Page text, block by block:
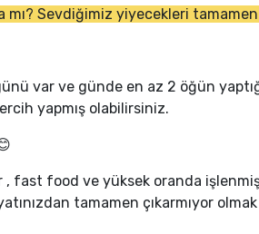
Sevdiğimiz yiyecekleri tamamen
var ve günde en az 2 öğün
yapmış olabilirsiniz.
food ve yüksek oranda
tamamen çıkarmıyor